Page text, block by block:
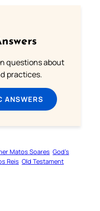
questions about
practices.
ANSWERS
Matos Soares God’s
Reis Old Testament